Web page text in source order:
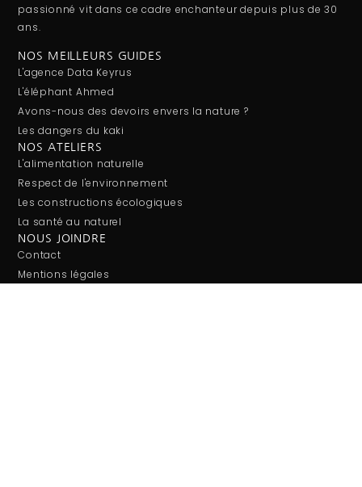
passionné vit dans ce cadre enchanteur depuis plus de 30
ans.
NOS MEILLEURS GUIDES
L'agence Data Keyrus
L'éléphant Ahmed
Avons-nous des devoirs envers la nature ?
Les dangers du kaki
NOS ATELIERS
L'alimentation naturelle
Respect de l'environnement
Les constructions écologiques
La santé au naturel
NOUS JOINDRE
Contact
Mentions légales